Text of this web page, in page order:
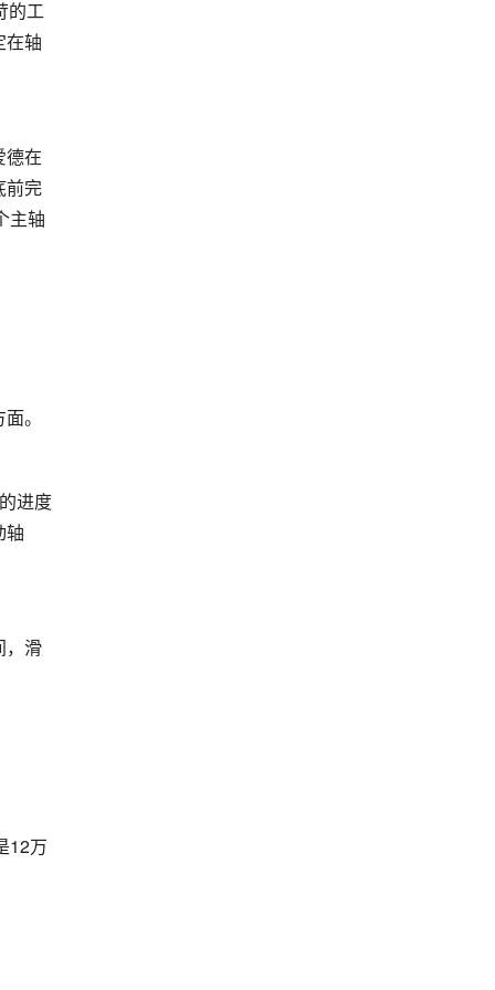
的工
在轴
德在
前完
主轴
。
进度
轴
，滑
12万